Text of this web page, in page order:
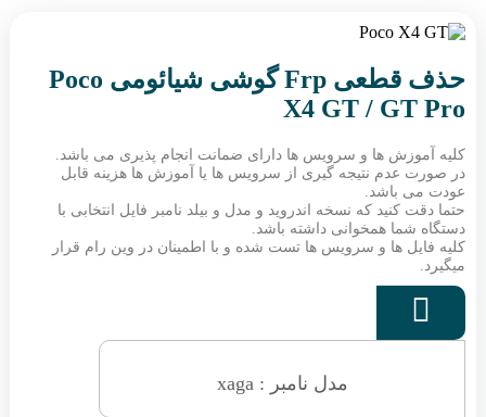
حذف قطعی Frp گوشی شیائومی Poco
X4 GT / GT Pro
کلیه آموزش ها و سرویس ها دارای ضمانت انجام پذیری می باشد.
در صورت عدم نتیجه گیری از سرویس ها یا آموزش ها هزینه قابل
عودت می باشد.
حتما دقت کنید که نسخه اندروید و مدل و بیلد نامبر فایل انتخابی با
دستگاه شما همخوانی داشته باشد.
کلیه فایل ها و سرویس ها تست شده و با اطمینان در وین رام قرار
میگیرد.

مدل نامبر : xaga